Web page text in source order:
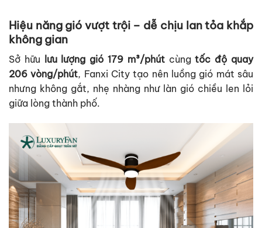
Hiệu năng gió vượt trội – dễ chịu lan tỏa khắp
không gian
Sở hữu lưu lượng gió 179 m³/phútcùngtốc độ quay
206 vòng/phút, Fanxi City tạo nên luồng gió mát sâu
nhưng không gắt, nhẹ nhàng như làn gió chiều len lỏi
giữa lòng thành phố.